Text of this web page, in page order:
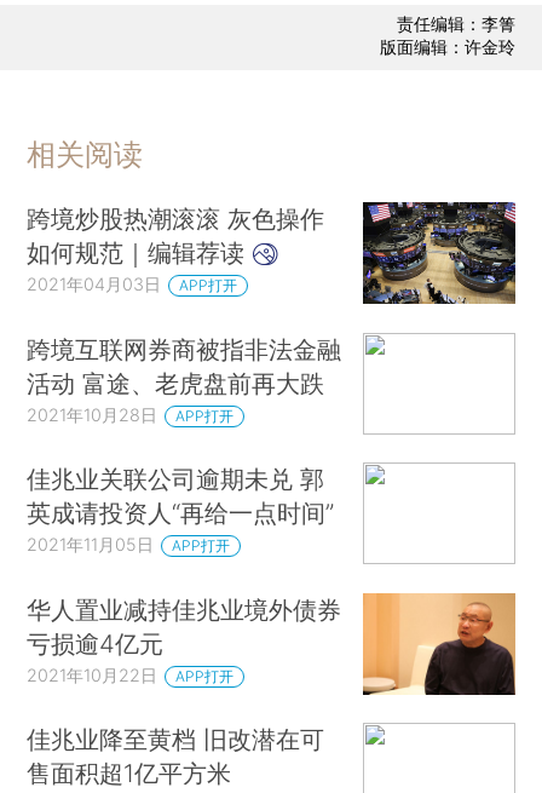
责任编辑：李箐
版面编辑：许金玲
相关阅读
跨境炒股热潮滚滚 灰色操作
如何规范｜编辑荐读
2021年04月03日 APP打开
跨境互联网券商被指非法金融
活动 富途、老虎盘前再大跌
2021年10月28日 APP打开
佳兆业关联公司逾期未兑 郭
英成请投资人“再给一点时间”
2021年11月05日 APP打开
华人置业减持佳兆业境外债券
亏损逾4亿元
2021年10月22日 APP打开
佳兆业降至黄档 旧改潜在可
售面积超1亿平方米